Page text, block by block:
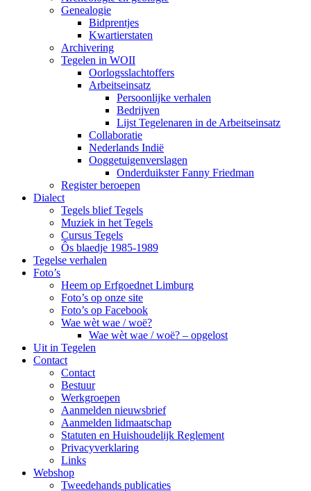
Genealogie
Bidprentjes
Kwartierstaten
Archivering
Tegelen in WOII
Oorlogsslachtoffers
Arbeitseinsatz
Persoonlijke verhalen
Bedrijven
Lijst Tegelenaren in de Arbeitseinsatz
Collaboratie
Nederlands Indië
Ooggetuigenverslagen
Onderduikster Fanny Friedman
Register beroepen
Dialect
Tegels blief Tegels
Muziek in het Tegels
Cursus Tegels
Ôs blaedje 1985-1989
Tegelse verhalen
Foto’s
Heem op Erfgoednet Limburg
Foto’s op onze site
Foto’s op Facebook
Wae wèt wae / woë?
Wae wèt wae / woë? – opgelost
Uit in Tegelen
Contact
Contact
Bestuur
Werkgroepen
Aanmelden nieuwsbrief
Aanmelden lidmaatschap
Statuten en Huishoudelijk Reglement
Privacyverklaring
Links
Webshop
Tweedehands publicaties